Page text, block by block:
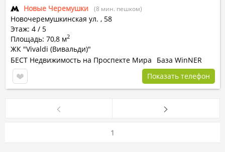
Новые Черемушки (8 мин. пешком)
Новочеремушкинская ул. , 58
Этаж: 4 / 5
Площадь: 70,8 м2
ЖК "Vivaldi (Вивальди)"
БЕСТ Недвижимость на Проспекте Мира
База WinNER
Показать телефон
1